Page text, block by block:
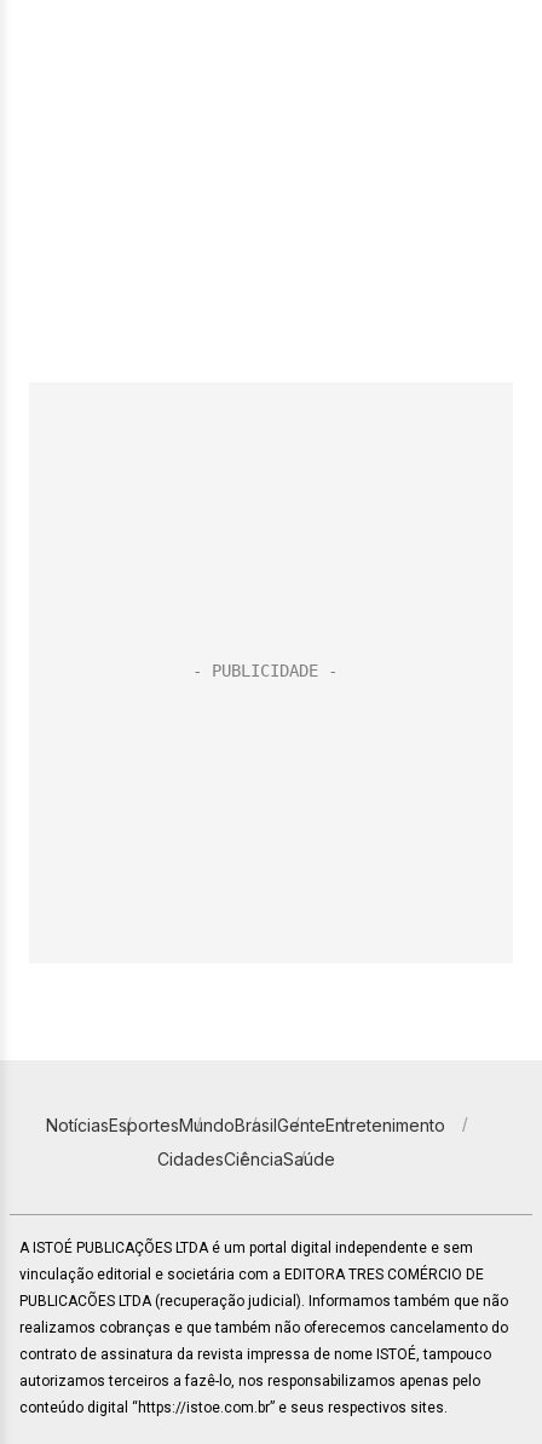
NotíciasEsportesMundoBrasilGenteEntretenimento
CidadesCiênciaSaúde
A ISTOÉ PUBLICAÇÕES LTDA é um portal digital independente e sem
vinculação editorial e societária com a EDITORA TRES COMÉRCIO DE
PUBLICACÕES LTDA (recuperação judicial). Informamos também que não
realizamos cobranças e que também não oferecemos cancelamento do
contrato de assinatura da revista impressa de nome ISTOÉ, tampouco
autorizamos terceiros a fazê-lo, nos responsabilizamos apenas pelo
conteúdo digital “https://istoe.com.br” e seus respectivos sites.